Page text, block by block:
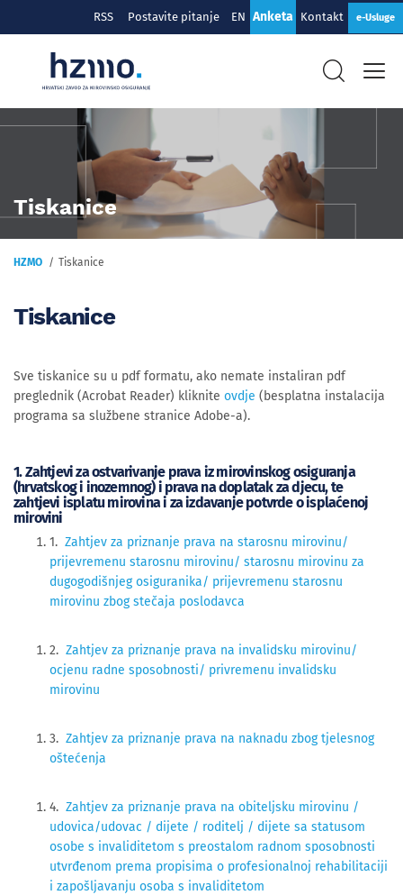
RSS Postavite pitanje EN Anketa Kontakt e-Usluge
Tiskanice
HZMO Tiskanice
Tiskanice
Sve tiskanice su u pdf formatu, ako nemate instaliran pdf
preglednik (Acrobat Reader) kliknite ovdje (besplatna instalacija
programa sa službene stranice Adobe-a).
1. Zahtjevi za ostvarivanje prava iz mirovinskog osiguranja
(hrvatskog i inozemnog) i prava na doplatak za djecu, te
zahtjevi isplatu mirovina i za izdavanje potvrde o isplaćenoj
mirovini
1. Zahtjev za priznanje prava na starosnu mirovinu/
prijevremenu starosnu mirovinu/ starosnu mirovinu za
dugogodišnjeg osiguranika/ prijevremenu starosnu
mirovinu zbog stečaja poslodavca
2. Zahtjev za priznanje prava na invalidsku mirovinu/
ocjenu radne sposobnosti/ privremenu invalidsku
mirovinu
3. Zahtjev za priznanje prava na naknadu zbog tjelesnog
oštećenja
4. Zahtjev za priznanje prava na obiteljsku mirovinu /
udovica/udovac / dijete / roditelj / dijete sa statusom
osobe s invaliditetom s preostalom radnom sposobnosti
utvrđenom prema propisima o profesionalnoj rehabilitaciji
i zapošljavanju osoba s invaliditetom